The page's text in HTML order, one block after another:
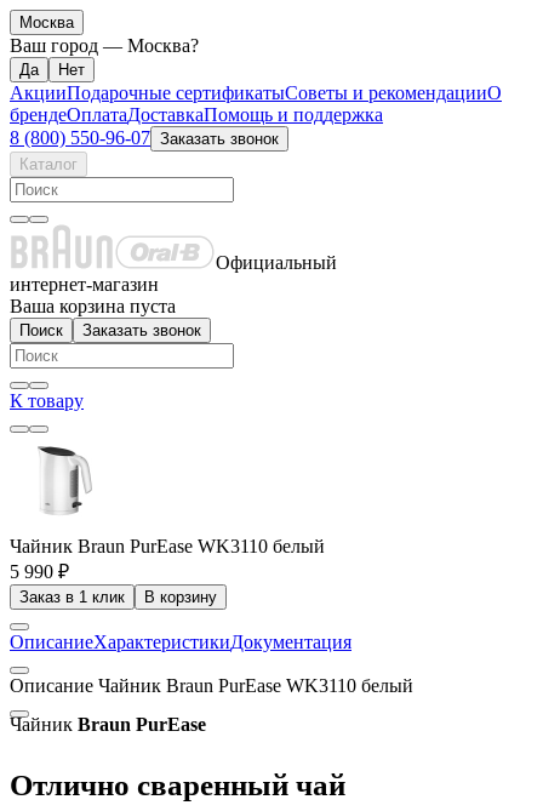
Москва
Ваш город — Москва?
АкцииПодарочные сертификатыСоветы и рекомендацииО
брендеОплатаДоставкаПомощь и поддержка
8 (800) 550-96-07 Заказать звонок
Каталог
Официальный
интернет-магазин
Ваша корзина пуста
Поиск Заказать звонок
К товару
Чайник Braun PurEase WK3110 белый
5 990 ₽
Заказ в 1 клик В корзину
ОписаниеХарактеристикиДокументация
Описание Чайник Braun PurEase WK3110 белый
Чайник Braun PurEase
Отлично сваренный чай